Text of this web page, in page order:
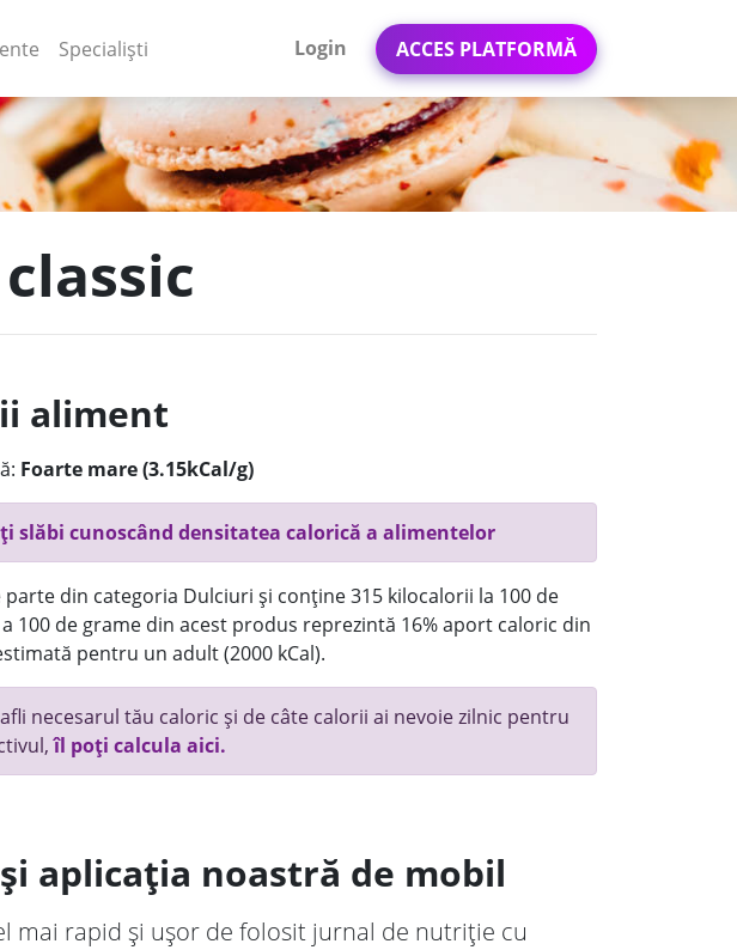
Specialiști Login ACCES PLATFORMĂ
aliment
Foarte mare (3.15kCal/g)
slăbi cunoscând densitatea calorică a alimentelor
parte din categoria Dulciuri și conține 315 kilocalorii la 100 de
100 de grame din acest produs reprezintă 16% aport caloric din
pentru un adult (2000 kCal).
necesarul tău caloric și de câte calorii ai nevoie zilnic pentru
îl poți calcula aici.
aplicația noastră de mobil
mai rapid și ușor de folosit jurnal de nutriție cu